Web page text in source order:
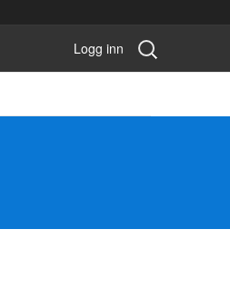
Logg inn
Søk
konkurranse: